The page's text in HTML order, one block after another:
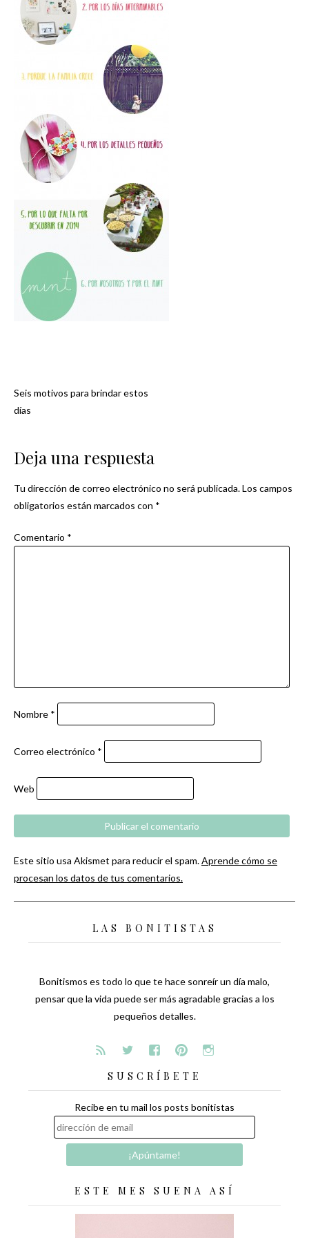
Navegación
Seis motivos para brindar estos
días
Deja una respuesta
Tu dirección de correo electrónico no será publicada.Los campos
obligatorios están marcados con *
Comentario *
Nombre *
Correo electrónico *
Web
Este sitio usa Akismet para reducir el spam.Aprende cómo se
procesan los datos de tus comentarios.
LAS BONITISTAS
Bonitismos es todo lo que te hace sonreír un día malo,
pensar que la vida puede ser más agradable gracias a los
pequeños detalles.
SUSCRÍBETE
Recibe en tu mail los posts bonitistas
ESTE MES SUENA ASÍ